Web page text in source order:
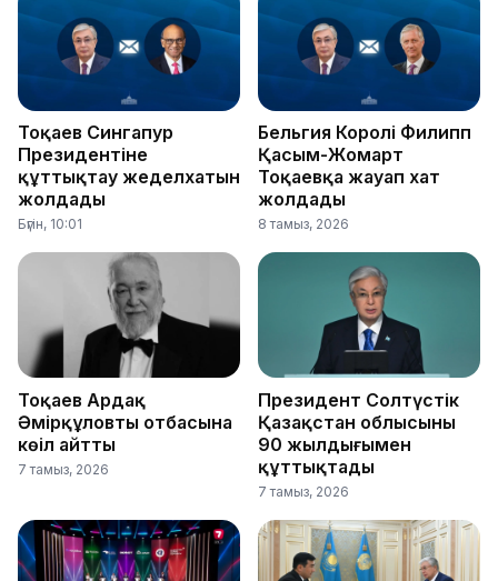
Тоқаев Сингапур
Президентіне
құттықтау жеделхатын
жолдады
Бүгін, 10:01
Бельгия Королі Филипп
Қасым-Жомарт
Тоқаевқа жауап хат
жолдады
8 тамыз, 2026
Тоқаев Ардақ
Әмірқұловтың отбасына
көңіл айтты
7 тамыз, 2026
Президент Солтүстік
Қазақстан облысының
90 жылдығымен
құттықтады
7 тамыз, 2026